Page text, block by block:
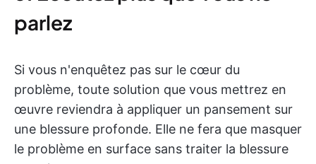
parlez
Si vous n'enquêtez pas sur le cœur du
problème, toute solution que vous mettrez en
œuvre reviendra à appliquer un pansement sur
une blessure profonde. Elle ne fera que masquer
le problème en surface sans traiter la blessure